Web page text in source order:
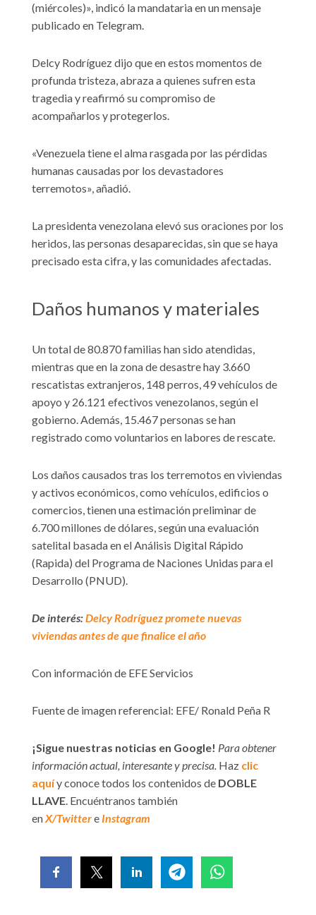
(miércoles)», indicó la mandataria en un mensaje
publicado en Telegram.
Delcy Rodríguez dijo que en estos momentos de
profunda tristeza, abraza a quienes sufren esta
tragedia y reafirmó su compromiso de
acompañarlos y protegerlos.
«Venezuela tiene el alma rasgada por las pérdidas
humanas causadas por los devastadores
terremotos», añadió.
La presidenta venezolana elevó sus oraciones por los
heridos, las personas desaparecidas, sin que se haya
precisado esta cifra, y las comunidades afectadas.
Daños humanos y materiales
Un total de 80.870 familias han sido atendidas,
mientras que en la zona de desastre hay 3.660
rescatistas extranjeros, 148 perros, 49 vehículos de
apoyo y 26.121 efectivos venezolanos, según el
gobierno. Además, 15.467 personas se han
registrado como voluntarios en labores de rescate.
Los daños causados tras los terremotos en viviendas
y activos económicos, como vehículos, edificios o
comercios, tienen una estimación preliminar de
6.700 millones de dólares, según una evaluación
satelital basada en el Análisis Digital Rápido
(Rapida) del Programa de Naciones Unidas para el
Desarrollo (PNUD).
De interés:Delcy Rodríguez promete nuevas
viviendas antes de que finalice el año
Con información de EFE Servicios
Fuente de imagen referencial: EFE/ Ronald Peña R
¡Sigue nuestras noticias en Google! Para obtener
información actual, interesante y precisa. Haz clic
aquíy conoce todos los contenidos de DOBLE
LLAVE . Encuéntranos también
en X/Twittere Instagram